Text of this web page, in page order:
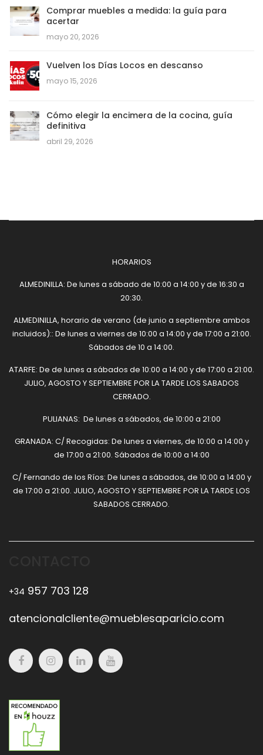
Comprar muebles a medida: la guía para
acertar
mayo 20, 2026
Vuelven los Días Locos en descanso
mayo 15, 2026
Cómo elegir la encimera de la cocina, guía
definitiva
abril 29, 2026
HORARIOS
ALMEDINILLA: De lunes a sábado de 10:00 a 14:00 y de 16:30 a
20:30.
ALMEDINILLA, horario de verano (de junio a septiembre ambos
incluidos):: De lunes a viernes de 10:00 a 14:00 y de 17:00 a 21:00.
Sábados de 10 a 14:00.
ATARFE: De de lunes a sábados de 10:00 a 14:00 y de 17:00 a 21:00.
JULIO, AGOSTO Y SEPTIEMBRE POR LA TARDE LOS SABADOS
CERRADO.
PULIANAS: De lunes a sábados, de 10:00 a 21:00
GRANADA: C/ Recogidas: De lunes a viernes, de 10:00 a 14:00 y
de 17:00 a 21:00. Sábados de 10:00 a 14:00
C/ Fernando de los Ríos: De lunes a sábados, de 10:00 a 14:00 y
de 17:00 a 21:00. JULIO, AGOSTO Y SEPTIEMBRE POR LA TARDE LOS
SABADOS CERRADO.
+34 957 703 128
atencionalcliente@mueblesaparicio.com